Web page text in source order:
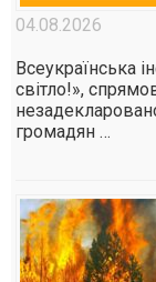
04.08.2026
Всеукраїнська
світло!»,
громадян …